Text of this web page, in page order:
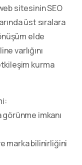
sitesinin SEO
üst sıralara
elde
varlığını
kurma
görünme imkanı
marka bilinirliğini